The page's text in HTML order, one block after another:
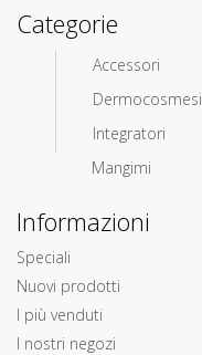
Categorie
Accessori
Dermocosmesi
Integratori
Mangimi
Informazioni
Speciali
Nuovi prodotti
I più venduti
I nostri negozi